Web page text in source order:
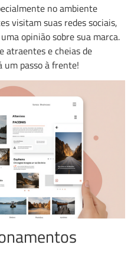
no ambiente
visitam suas redes sociais,
opinião sobre sua marca.
atraentes e cheias de
um passo à frente!